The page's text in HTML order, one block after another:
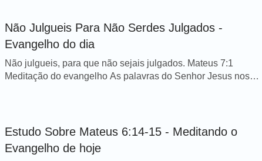
porque deles é o reino dos céus. Bem-aventurados sois vós,
Não Julgueis Para Não Serdes Julgados -
Evangelho do dia
Não julgueis, para que não sejais julgados. Mateus 7:1
Meditação do evangelho As palavras do Senhor Jesus nos
maneira, não estamos buscando a vontade de Deus, nem
Estudo Sobre Mateus 6:14-15 - Meditando o
Evangelho de hoje